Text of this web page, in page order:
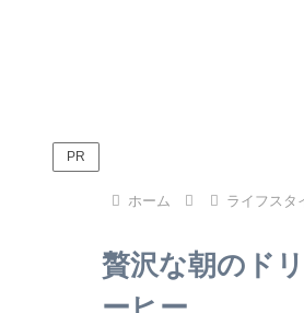
PR
ホーム ライフスタ
贅沢な朝のド